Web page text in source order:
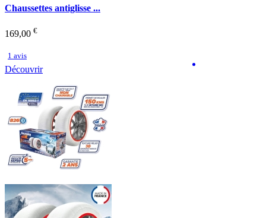
Chaussettes antiglisse ...
169,00 €
1 avis
Découvrir